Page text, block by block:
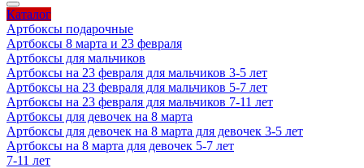
Каталог
Артбоксы подарочные
Артбоксы 8 марта и 23 февраля
Артбоксы для мальчиков
Артбоксы на 23 февраля для мальчиков 3-5 лет
Артбоксы на 23 февраля для мальчиков 5-7 лет
Артбоксы на 23 февраля для мальчиков 7-11 лет
Артбоксы для девочек на 8 марта
Артбоксы для девочек на 8 марта для девочек 3-5 лет
Артбоксы на 8 марта для девочек 5-7 лет
7-11 лет